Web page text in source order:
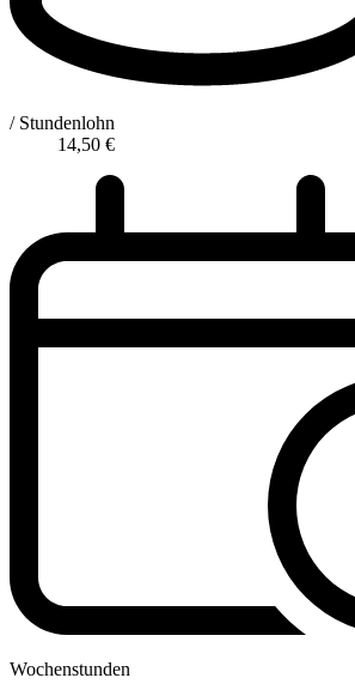
/ Stundenlohn
14,50 €
Wochenstunden